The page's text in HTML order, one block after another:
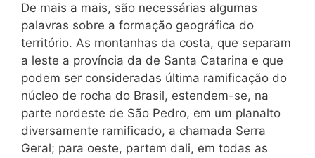
De mais a mais, são necessárias algumas
palavras sobre a formação geográfica do
território. As montanhas da costa, que separam
a leste a província da de Santa Catarina e que
podem ser consideradas última ramificação do
núcleo de rocha do Brasil, estendem-se, na
parte nordeste de São Pedro, em um planalto
diversamente ramificado, a chamada Serra
Geral; para oeste, partem dali, em todas as